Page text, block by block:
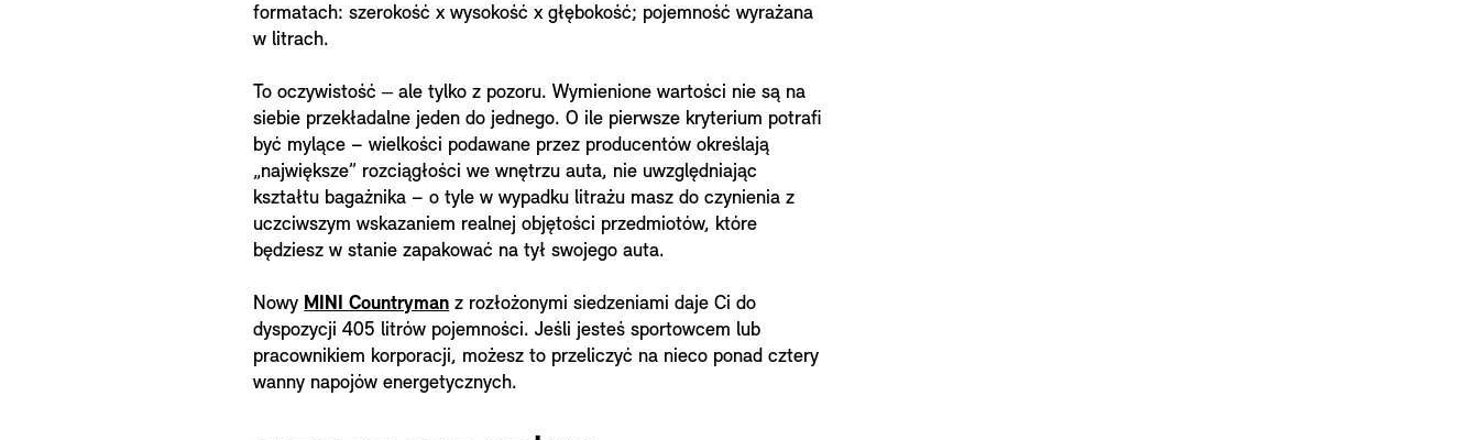
formatach: szerokość x wysokość x głębokość; pojemność wyrażana
w litrach.
To oczywistość ‒ ale tylko z pozoru. Wymienione wartości nie są na
siebie przekładalne jeden do jednego. O ile pierwsze kryterium potrafi
być mylące – wielkości podawane przez producentów określają
„największe” rozciągłości we wnętrzu auta, nie uwzględniając
kształtu bagażnika – o tyle w wypadku litrażu masz do czynienia z
uczciwszym wskazaniem realnej objętości przedmiotów, które
będziesz w stanie zapakować na tył swojego auta.
Nowy MINI Countryman z rozłożonymi siedzeniami daje Ci do
dyspozycji 405 litrów pojemności. Jeśli jesteś sportowcem lub
pracownikiem korporacji, możesz to przeliczyć na nieco ponad cztery
wanny napojów energetycznych.